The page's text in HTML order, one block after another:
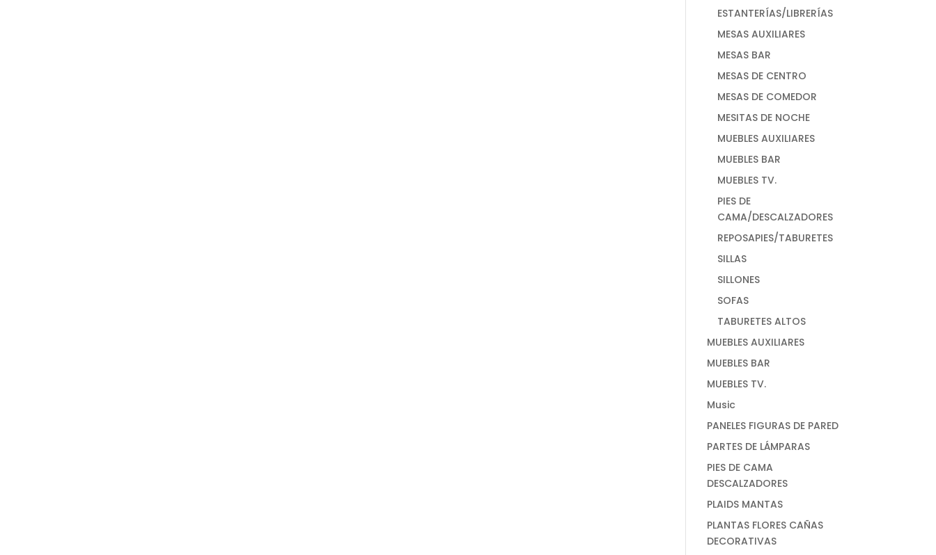
ESTANTERÍAS/LIBRERÍAS
MESAS AUXILIARES
MESAS BAR
MESAS DE CENTRO
MESAS DE COMEDOR
MESITAS DE NOCHE
MUEBLES AUXILIARES
MUEBLES BAR
MUEBLES TV.
PIES DE
CAMA/DESCALZADORES
REPOSAPIES/TABURETES
SILLAS
SILLONES
SOFAS
TABURETES ALTOS
MUEBLES AUXILIARES
MUEBLES BAR
MUEBLES TV.
Music
PANELES FIGURAS DE PARED
PARTES DE LÁMPARAS
PIES DE CAMA
DESCALZADORES
PLAIDS MANTAS
PLANTAS FLORES CAÑAS
DECORATIVAS